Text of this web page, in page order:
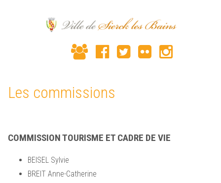
Les commissions
COMMISSION TOURISME ET CADRE DE VIE
BEISEL Sylvie
BREIT Anne-Catherine